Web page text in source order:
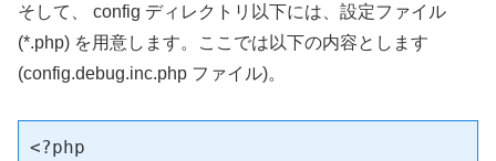
そして、 config ディレクトリ以下には、設定ファイル
(*.php) を用意します。ここでは以下の内容とします
(config.debug.inc.php ファイル)。
<?php